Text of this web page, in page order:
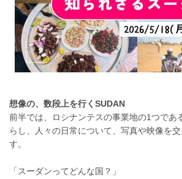
想像の、数段上を行くSUDAN
前半では、ロシナンテスの事業地の1つであ
らし、人々の日常について、写真や映像を
す。
「スーダンってどんな国？」